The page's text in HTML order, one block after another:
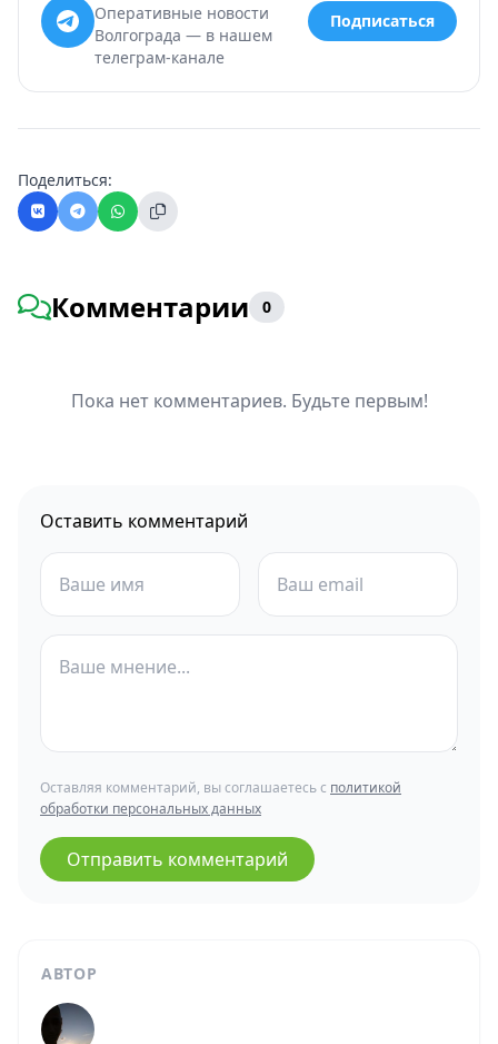
АВТОР
Оперативные новости
Волгограда — в нашем
телеграм-канале
Подписаться
Поделиться:
Комментарии 0
Пока нет комментариев. Будьте первым!
Оставить комментарий
Оставляя комментарий, вы соглашаетесь с политикой
обработки персональных данных
Отправить комментарий